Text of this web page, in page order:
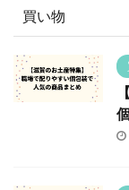
買い物